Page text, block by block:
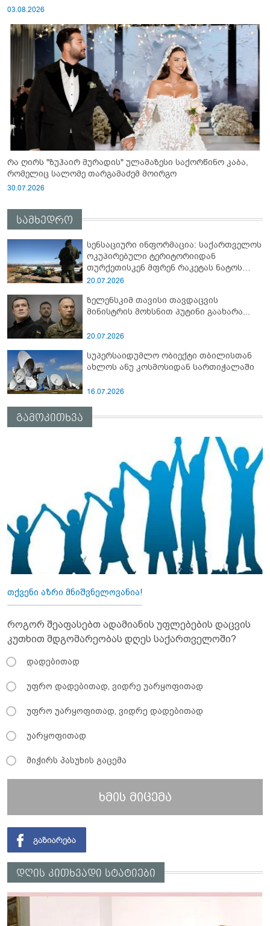
03.08.2026
რა ღირს "ზუჰაირ მურადის" ულამაზესი საქორწინო კაბა,
რომელიც სალომე თარგამაძემ მოირგო
30.07.2026
სამხედრო
სენსაციური ინფორმაცია: საქართველოს
ოკუპირებული ტერიტორიიდან
თურქეთისკენ მფრენ რაკეტას ნატოს
სამიტი კინაღამ ჩაუშლია
20.07.2026
ზელენსკიმ თავისი თავდაცვის
მინისტრის მოხსნით პუტინი გაახარა...
20.07.2026
სუპერსაიდუმლო ობიექტი თბილისთან
ახლოს ანუ კოსმოსიდან სართიჭალაში
16.07.2026
გამოკითხვა
თქვენი აზრი მნიშვნელოვანია!
როგორ შეაფასებთ ადამიანის უფლებების დაცვის
კუთხით მდგომარეობას დღეს საქართველოში?
დადებითად
უფრო დადებითად, ვიდრე უარყოფითად
უფრო უარყოფითად, ვიდრე დადებითად
უარყოფითად
მიჭირს პასუხის გაცემა
ხმის მიცემა
დღის კითხვადი სტატიები